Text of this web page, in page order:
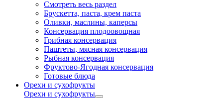
Смотреть весь раздел
Брускетта, паста, крем паста
Оливки, маслины, каперсы
Консервация плодоовощная
Грибная консервация
Паштеты, мясная консервация
Рыбная консервация
Фруктово-Ягодная консервация
Готовые блюда
Орехи и сухофрукты
Орехи и сухофрукты